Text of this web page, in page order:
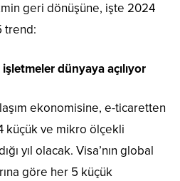
geri dönüşüne, işte 2024
trend:
dünyaya açılıyor
ekonomisine, e-ticaretten
küçük ve mikro ölçekli
yıl olacak. Visa’nın global
göre her 5 küçük